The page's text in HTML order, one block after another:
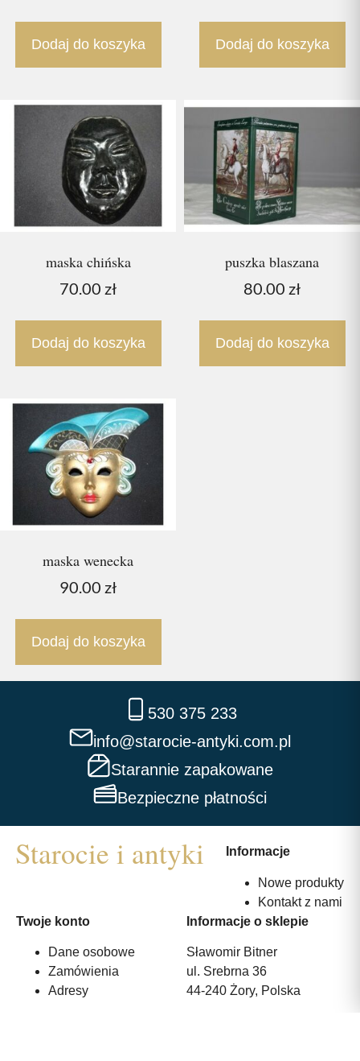
Dodaj do koszyka Dodaj do koszyka
maska chińska
70.00 zł
Dodaj do koszyka
puszka blaszana
80.00 zł
Dodaj do koszyka
maska wenecka
90.00 zł
Dodaj do koszyka
530 375 233
info@starocie-antyki.com.pl
Starannie zapakowane
Bezpieczne płatności
Informacje
Nowe produkty
Kontakt z nami
Twoje konto
Dane osobowe
Zamówienia
Adresy
Informacje o sklepie
Sławomir Bitner
ul. Srebrna 36
44-240 Żory, Polska